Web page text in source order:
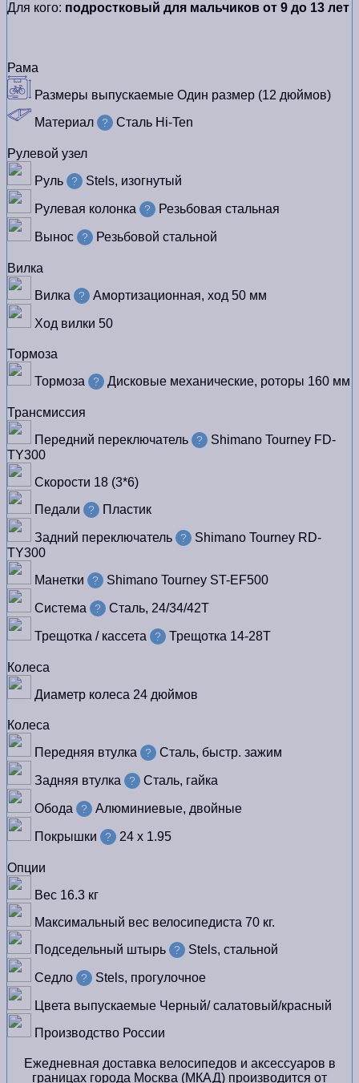
Для кого: подростковый для мальчиков от 9 до 13 лет
Рама
Размеры выпускаемые Один размер (12 дюймов)
Материал
? Сталь Hi-Ten
Рулевой узел
Руль
? Stels, изогнутый
Рулевая колонка ? Резьбовая стальная
Вынос ? Резьбовой стальной
Вилка
Вилка
? Амортизационная, ход 50 мм
Ход вилки 50
Тормоза
Тормоза
? Дисковые механические, роторы 160 мм
Трансмиссия
Передний переключатель
?
Shimano Tourney FD-
TY300
Скорости 18 (3*6)
Педали
? Пластик
Задний переключатель ?
Shimano Tourney RD-
TY300
Манетки
? Shimano Tourney ST-EF500
Система ? Сталь, 24/34/42Т
Трещотка / кассета ? Трещотка 14-28Т
Колеса
Диаметр колеса 24 дюймов
Колеса
Передняя втулка
? Сталь, быстр. зажим
Задняя втулка ? Сталь, гайка
Обода ? Алюминиевые, двойные
Покрышки ? 24 x 1.95
Опции
Вес 16.3 кг
Максимальный вес велосипедиста 70 кг.
Подседельный штырь
? Stels, стальной
Седло ? Stels, прогулочное
Цвета выпускаемые Черный/ салатовый/красный
Производство России
Ежедневная доставка велосипедов и аксессуаров в
границах города Москва (МКАД) производится от